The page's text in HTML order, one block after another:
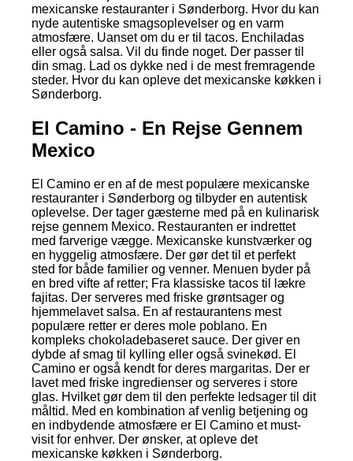
mexicanske restauranter i Sønderborg. Hvor du kan
nyde autentiske smagsoplevelser og en varm
atmosfære. Uanset om du er til tacos. Enchiladas
eller også salsa. Vil du finde noget. Der passer til
din smag. Lad os dykke ned i de mest fremragende
steder. Hvor du kan opleve det mexicanske køkken i
Sønderborg.
El Camino - En Rejse Gennem
Mexico
El Camino er en af de mest populære mexicanske
restauranter i Sønderborg og tilbyder en autentisk
oplevelse. Der tager gæsterne med på en kulinarisk
rejse gennem Mexico. Restauranten er indrettet
med farverige vægge. Mexicanske kunstværker og
en hyggelig atmosfære. Der gør det til et perfekt
sted for både familier og venner. Menuen byder på
en bred vifte af retter; Fra klassiske tacos til lækre
fajitas. Der serveres med friske grøntsager og
hjemmelavet salsa. En af restaurantens mest
populære retter er deres mole poblano. En
kompleks chokoladebaseret sauce. Der giver en
dybde af smag til kylling eller også svinekød. El
Camino er også kendt for deres margaritas. Der er
lavet med friske ingredienser og serveres i store
glas. Hvilket gør dem til den perfekte ledsager til dit
måltid. Med en kombination af venlig betjening og
en indbydende atmosfære er El Camino et must-
visit for enhver. Der ønsker, at opleve det
mexicanske køkken i Sønderborg.